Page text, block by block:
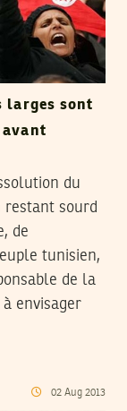
larges sont
avant
du
restant sourd
de
tunisien,
de la
envisager
02 Aug 2013